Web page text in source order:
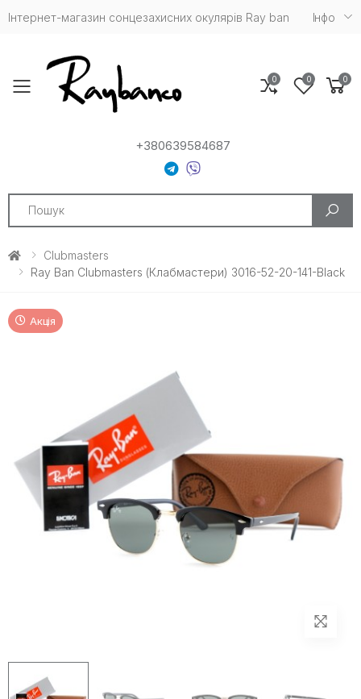
Інтернет-магазин сонцезахисних окулярів Ray ban Iнфо
Toggle mobile menu
+380639584687
Search
0 0 0
Clubmasters
Ray Ban Clubmasters (Клабмастери) 3016-52-20-141-Black
Акція